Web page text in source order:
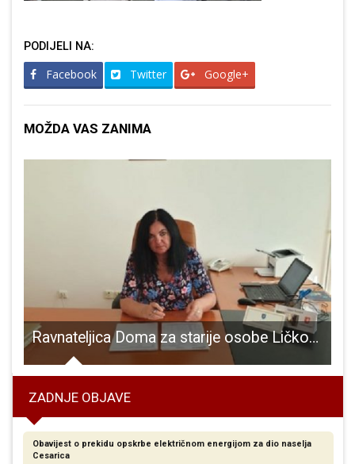
PODIJELI NA:
Facebook Twitter Google+
MOŽDA VAS ZANIMA
Ravnateljica Doma za starije osobe Ličko-senjske županije dipl.oec. Ivanka Stilinović o teškom stanju u Domu
ZADNJE OBJAVE
Obavijest o prekidu opskrbe električnom energijom za dio naselja
Cesarica